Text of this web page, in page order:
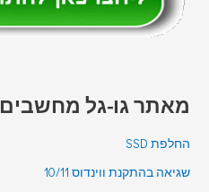
מאתר גו-גל מחשבים
החלפת SSD
שגיאה בהתקנת ווינדוס 10/11